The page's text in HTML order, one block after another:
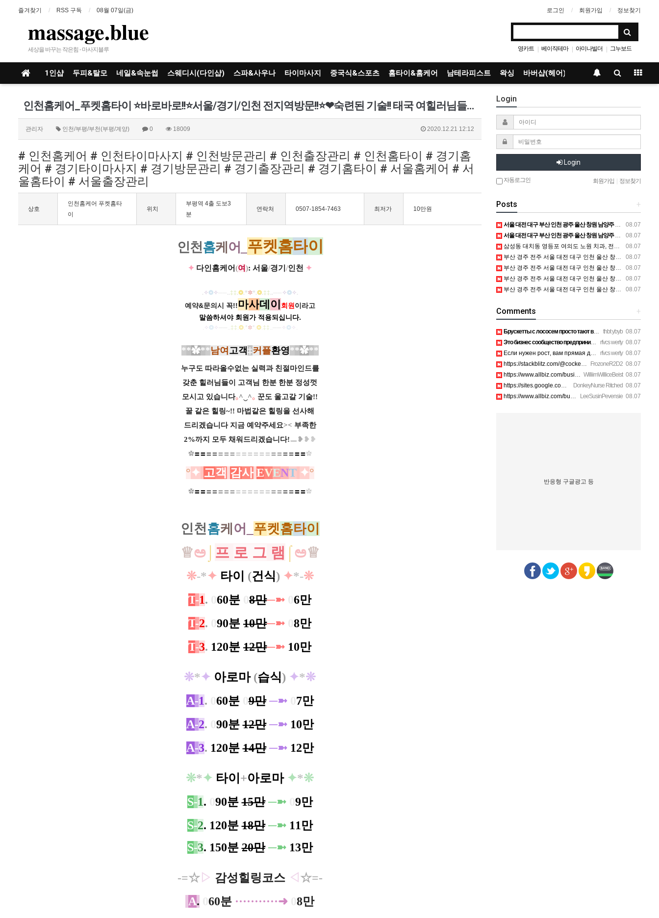
즐겨찾기 RSS 구독 08월 07일(금) 로그인 회원가입 정보찾기
massage.blue
세상을 바꾸는 작은힘 - 마사지블루 영카트 | 베이직테마 | 아미나빌더 | 그누보드
1인샵 두피&탈모 네일&속눈썹 스웨디시(다인샵) 스파&사우나 타이마사지 중국식&스포츠 홈타이&홈케어 남테라피스트 왁싱 바버샵(헤어)
인천홈케어_푸켓홈타이 ⭐바로바로!!⭐서울/경기/인천 전지역방문!!⭐❤숙련된 기술!! 태국 여힐러님들의 힐링케어 &am…
관리자 인천/부평/부천(부평/계양) 0 18009 2020.12.21 12:12
# 인천홈케어 # 인천타이마사지 # 인천방문관리 # 인천출장관리 # 인천홈타이 # 경기홈
케어 # 경기타이마사지 # 경기방문관리 # 경기출장관리 # 경기홈타이 # 서울홈케어 # 서
울홈타이 # 서울출장관리
상호
인천홈케어 푸켓홈타
이
위치
부평역 4출 도보3
분
연락처 0507-1854-7463 최저가 10만원
인천홈케 어_ 푸켓홈타이
✦ 다인홈케어(여): 서울/경기 /인천 ✦
. ✧❂✧──..‡‡.❂.*✲*.❂.‡‡..── ✧❂✧.
예약&문의시 꼭!!마사데 이 회원 이라고
말씀하셔야 회원가 적용되십니다.
. ✧ ❂ ✧──..‡‡.❂. * ✲ * .❂.‡‡..── ✧ ❂ ✧ .
**✿**남여 고객‡커플환영**✿**
누구도 따라올수없는 실력과 친절마인드를
갖춘 힐러님들이 고객님 한분 한분 정성껏
모시고 있습니다｡^‿^｡ 꾼도 울고갈 기술!!
꿀 같은 힐링~!! 마법같은 힐링을 선사해
드리 겠습니다지금 예약주세요>< 부족한
2%까지 모두 채워드리겠습니다!ㅡ❥❥ ❥
✿〓〓〓〓〓〓 〓 〓 〓 〓 〓 〓 〓 〓〓 〓〓〓〓✿
°✦ 고객 감사 EVENT ✦°​
✿〓〓〓〓〓〓 〓 〓 〓 〓 〓 〓 〓 〓〓 〓〓〓〓✿
인천홈케 어_ 푸켓홈타이
♕ಅ⌡ 프 로 그 램 ⌠ ಅ♕
❊-​*✦ 타이 (건식) ✦*-❊
T-1. 60분 8만─➼
6만
T-2. 90분 10만─➼
8만
T-3. 120분 12만─➼ 10만
❊​*✦ 아로마 (습식) ✦*❊
A-1. 60분 09만 ─➼
7만
A-2. 90분12만 ─➼10만
A-3. 120분14만 ─➼12만
❊​*✦ 타이 +아로마 ✦*❊
S-1. 90분15만 ─➼
9만
S-2. 120분18만 ─➼11만
S-3. 150분20만 ─➼13만
-=☆▷ 감성힐링코스 ◁ ☆=-
A. 60분 ······ ·····➜
8만
Login
Login
자동로그인 회원가입 정보찾기
+
Posts
08.07
서울 대전 대구 부산 인천 광주 울산 창원 남양주 이혼전문변호사 정보
08.07
서울 대전 대구 부산 인천 광주 울산 창원 남양주 이혼전문변호사 정보
08.07
삼성동 대치동 영등포 여의도 노원 치과, 전주임플란트 대구정형외과 광주피부과 정보
08.07
부산 경주 전주 서울 대전 대구 인천 울산 창원 양산 포항 천안 평택 용인 고양 성남 수원 일수, 미용학원, 가족사진, 점집, 한복대여, 독학재수학원, 재회부적 정보
08.07
부산 경주 전주 서울 대전 대구 인천 울산 창원 양산 포항 천안 평택 용인 고양 성남 수원 일수, 미용학원, 가족사진, 점집, 한복대여, 독학재수학원, 재회부적 정보
08.07
부산 경주 전주 서울 대전 대구 인천 울산 창원 양산 포항 천안 평택 용인 고양 성남 수원 일수, 미용학원, 가족사진, 점집, 한복대여, 독학재수학원, 재회부적 정보
08.07
부산 경주 전주 서울 대전 대구 인천 울산 창원 양산 포항 천안 평택 용인 고양 성남 수원 일수, 미용학원, 가족사진, 점집, 한복대여, 독학재수학원, 재회부적 정보
+
Comments
thbt ybyb 08.07
Брускетты с лососем просто тают во рту, рекомендую. https://…
rfvcs werty 08.07
Это бизнес сообщество предпринимателей в Санкт-Петербурге эк…
rfvcs werty 08.07
Если нужен рост, вам прямая дорога в этот клуб предпринимате…
FrozoneR2D2 08.07
https://stackblitz.com/@cockerhanstartup/collections/1-888-7…
WilliimWilliceBeist 08.07
https://www.allbiz.com/business/mcafee-inc_172c https://site…
DonkeyNurse Ritched 08.07
https://sites.google.com/view/aura-antivirus-supporei73k htt…
LeeSusinPevensie 08.07
https://www.allbiz.com/business/mcafee-inc_172c https://site…
반응형 구글광고 등